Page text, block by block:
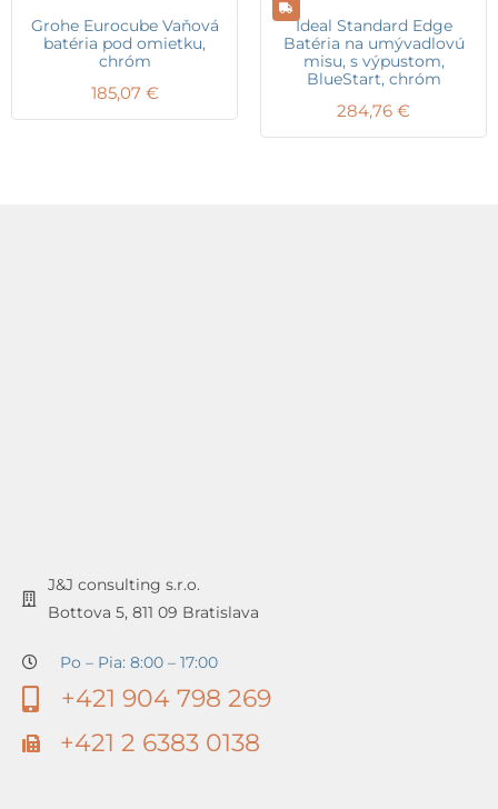
Grohe Eurocube Vaňová
batéria pod omietku,
chróm
185,07 €
Ideal Standard Edge
Batéria na umývadlovú
misu, s výpustom,
BlueStart, chróm
284,76 €
J&J consulting s.r.o.
Bottova 5, 811 09 Bratislava
Po – Pia: 8:00 – 17:00
+421 904 798 269
+421 2 6383 0138